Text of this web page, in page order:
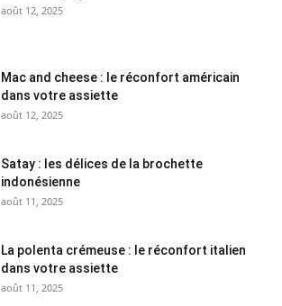
août 12, 2025
Mac and cheese : le réconfort américain
dans votre assiette
août 12, 2025
Satay : les délices de la brochette
indonésienne
août 11, 2025
La polenta crémeuse : le réconfort italien
dans votre assiette
août 11, 2025